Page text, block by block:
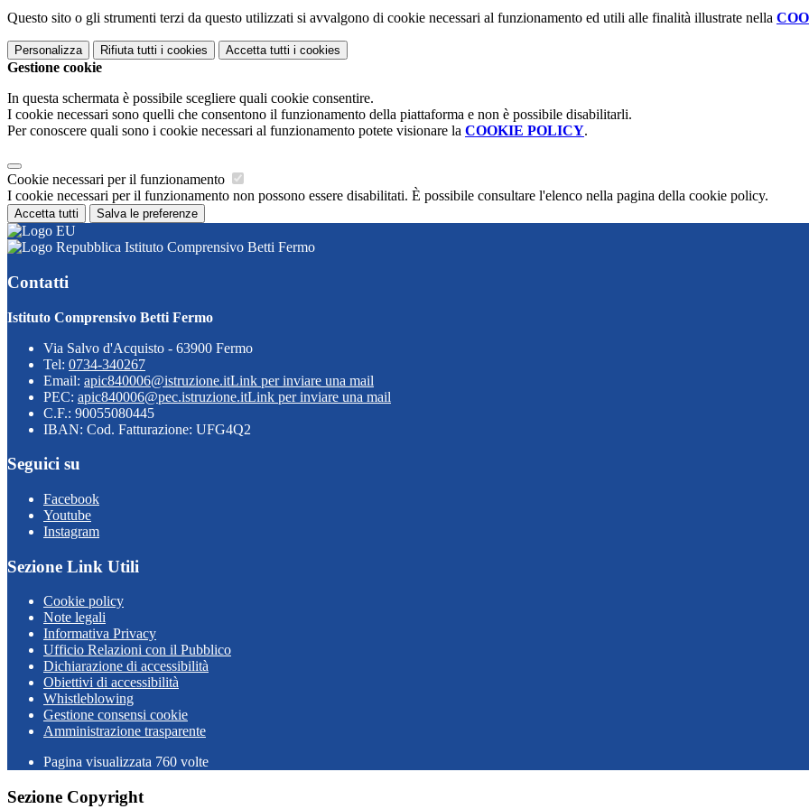
Questo sito o gli strumenti terzi da questo utilizzati si avvalgono di cookie necessari al funzionamento ed utili alle finalità illustrate nella
Personalizza Rifiuta tutti i cookies Accetta tutti i cookies
Gestione cookie
In questa schermata è possibile scegliere quali cookie consentire.
I cookie necessari sono quelli che consentono il funzionamento della piattaforma e non è possibile disabilitarli.
Per conoscere quali sono i cookie necessari al funzionamento potete visionare la COOKIE POLICY.
Cookie necessari per il funzionamento
I cookie necessari per il funzionamento non possono essere disabilitati. È possibile consultare l'elenco nella pagina della cookie policy.
Accetta tutti Salva le preferenze
Istituto Comprensivo Betti Fermo
Contatti
Istituto Comprensivo Betti Fermo
Via Salvo d'Acquisto - 63900 Fermo
Tel: 0734-340267
Email: apic840006@istruzione.itLink per inviare una mail
PEC: apic840006@pec.istruzione.itLink per inviare una mail
C.F.: 90055080445
IBAN: Cod. Fatturazione: UFG4Q2
Seguici su
Facebook
Youtube
Instagram
Sezione Link Utili
Cookie policy
Note legali
Informativa Privacy
Ufficio Relazioni con il Pubblico
Dichiarazione di accessibilità
Obiettivi di accessibilità
Whistleblowing
Gestione consensi cookie
Amministrazione trasparente
Pagina visualizzata 760 volte
Sezione Copyright